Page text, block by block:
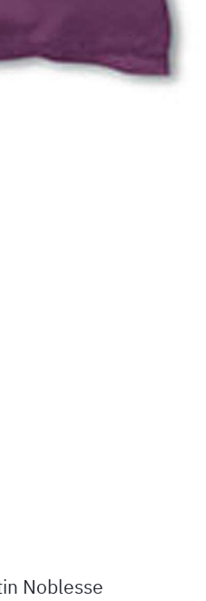
Noblesse